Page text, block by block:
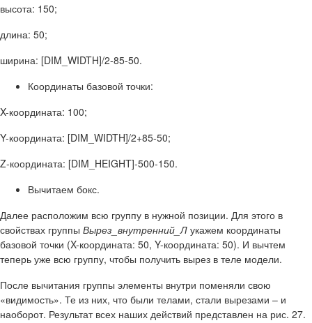
высота: 150;
длина: 50;
ширина: [DIM_WIDTH]/2-85-50.
Координаты базовой точки:
X-координата: 100;
Y-координата: [DIM_WIDTH]/2+85-50;
Z-координата: [DIM_HEIGHT]-500-150.
Вычитаем бокс.
Далее расположим всю группу в нужной позиции. Для этого в
свойствах группы Вырез_внутренний_Л укажем координаты
базовой точки (X-координата: 50, Y-координата: 50). И вычтем
теперь уже всю группу, чтобы получить вырез в теле модели.
После вычитания группы элементы внутри поменяли свою
«видимость». Те из них, что были телами, стали вырезами – и
наоборот. Результат всех наших действий представлен на рис. 27.